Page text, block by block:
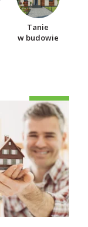
Tanie
w budowie